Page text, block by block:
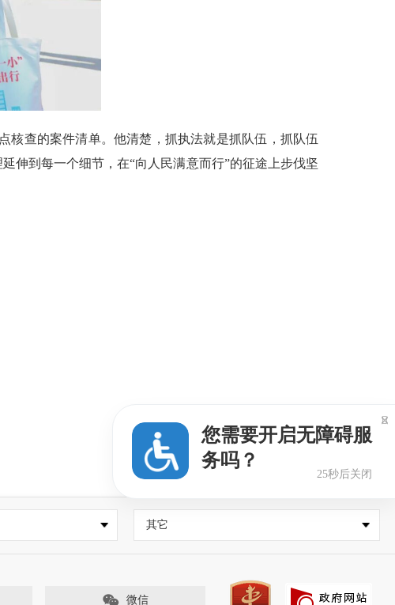
查的案件清单。他清楚，抓执法就是抓队伍，抓队伍
伸到每一个细节，在“向人民满意而行”的征途上步伐坚
其它
微信
您需要开启无障碍服
务吗？
24秒后关闭
